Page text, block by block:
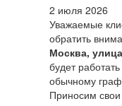
2 июля 2026
Уважаемые
обратить
Москва,
будет работать
обычному
Приносим